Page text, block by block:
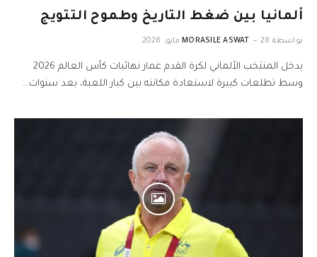
ألمانيا بين ضغط التاريخ وطموح التتويج
بواسطة MORASILE ASWAT 28 مايو، 2026
يدخل المنتخب الألماني لكرة القدم غمار نهائيات كأس العالم 2026
وسط تطلعات كبيرة لاستعادة مكانته بين كبار اللعبة، بعد سنوات…